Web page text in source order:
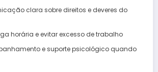
clara sobre direitos e deveres do
horária e evitar excesso de trabalho
e suporte psicológico quando